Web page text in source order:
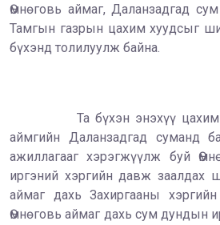
Өмнөговь аймаг, Даланзадгад
Тамгын газрын цахим хуудсыг
бүхэнд толилуулж байна.
Та бүхэн энэхүү цахим
аймгийн Даланзадгад суманд
ажиллагааг хэрэгжүүлж буй
иргэний хэргийн давж заалдах
аймаг дахь Захиргааны
Өмнөговь аймаг дахь сум дундын